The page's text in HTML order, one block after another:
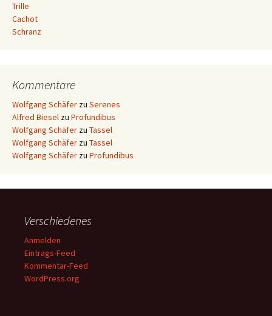
Trille
Cachot
Schranz
Kommentare
Wolfgang Schäfer zu Serenes
Alfred Biesel zu Profundibus
Wolfgang Schäfer zu Tassel
Wolfgang Schäfer zu Tassel
Wolfgang Schäfer zu Profundibus
Verschiedenes
Anmelden
Eintrags-Feed
Kommentar-Feed
WordPress.org